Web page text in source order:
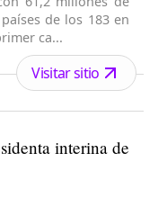
de los 183 en
ca...
Visitar sitio
interina de